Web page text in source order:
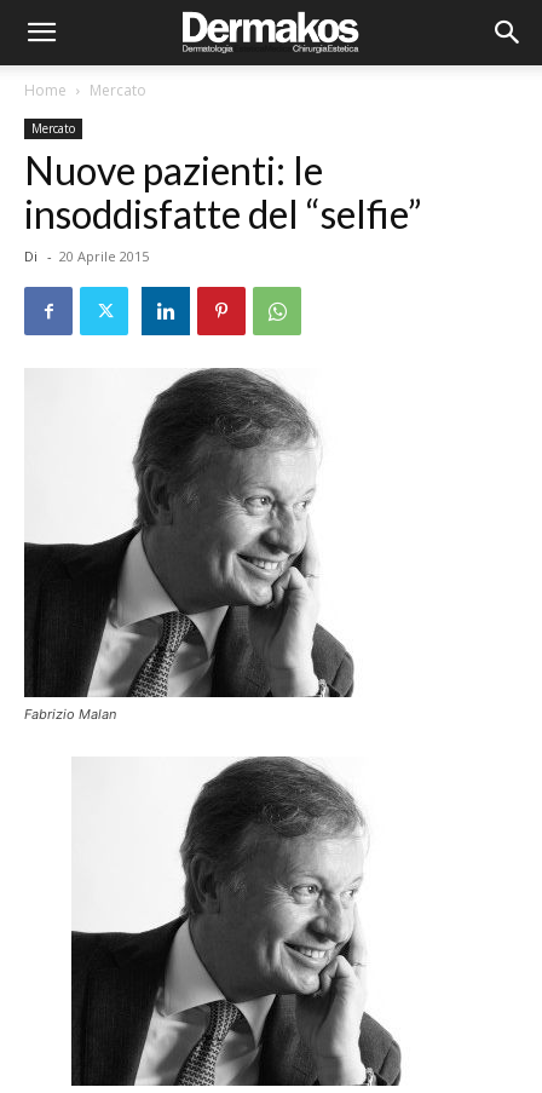
Home Mercato
Mercato
Nuove pazienti: le
insoddisfatte del “selfie”
Di - 20 Aprile 2015
Fabrizio Malan